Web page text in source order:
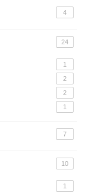
4
24
1
2
2
1
7
10
1